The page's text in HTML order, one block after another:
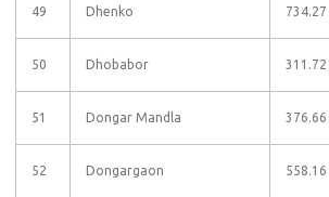
49 Dhenko 734.27
50 Dhobabor 311.72
51 Dongar Mandla 376.66
52 Dongargaon 558.16